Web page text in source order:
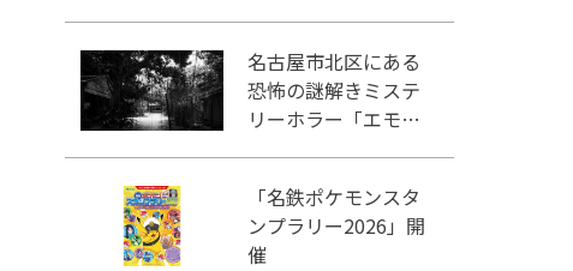
名古屋市北区にある
恐怖の謎解きミステ
リーホラー「エモい
「名鉄ポケモンスタ
ンプラリー2026」開
催